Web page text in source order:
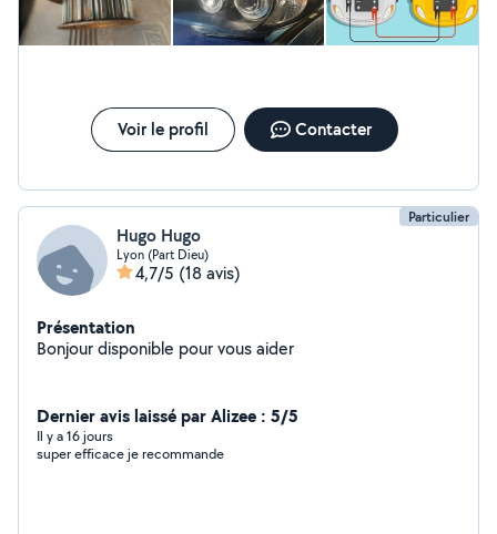
Voir le profil Contacter
Particulier
Hugo Hugo
Lyon (Part Dieu)
4,7/5 (18 avis)
Présentation
Bonjour disponible pour vous aider
Dernier avis laissé par Alizee : 5/5
Il y a 16 jours
super efficace je recommande